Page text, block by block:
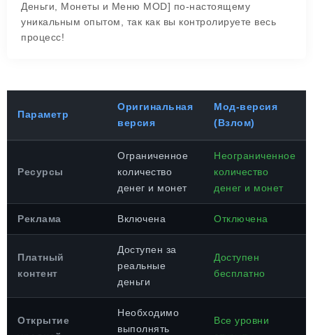
Деньги, Монеты и Меню MOD] по-настоящему
уникальным опытом, так как вы контролируете весь
процесс!
Параметр
Оригинальная
версия
Мод-версия
(Взлом)
Ресурсы
Ограниченное
количество
денег и монет
Неограниченное
количество
денег и монет
Реклама Включена Отключена
Платный
контент
Доступен за
реальные
деньги
Доступен
бесплатно
Открытие
Необходимо
выполнять
Все уровни